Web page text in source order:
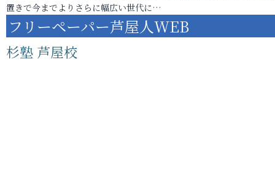
置きで今までよりさらに幅広い世代に…
フリーペーパー芦屋人WEB
杉塾 芦屋校